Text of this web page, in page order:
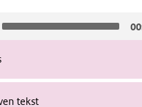
tekst